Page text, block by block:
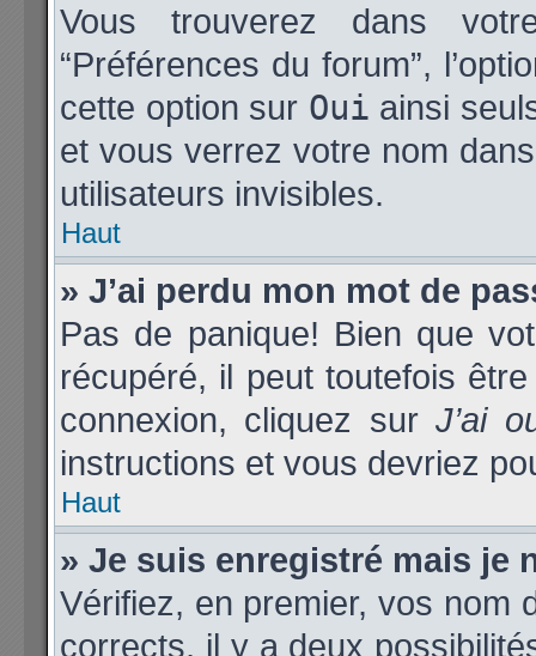
Vous trouverez dans
“Préférences du forum”,
cette option sur Oui ainsi
et vous verrez votre nom
utilisateurs invisibles.
Haut
» J’ai perdu mon mot de
Pas de panique! Bien que
récupéré, il peut toutefois
connexion, cliquez surJ’ai
instructions et vous devriez
Haut
» Je suis enregistré mais je
Vérifiez, en premier, vos nom
corrects, il y a deux